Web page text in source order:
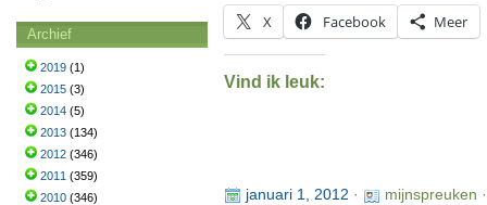
X Facebook Meer
Vind ik leuk:
januari 1, 2012 ·
mijnspreuken
Archief
2019 (1)
2015 (3)
2014 (5)
2013 (134)
2012 (346)
2011 (359)
2010 (346)